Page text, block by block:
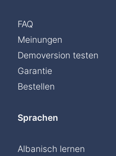
FAQ
Meinungen
Demoversion testen
Garantie
Bestellen
Sprachen
Albanisch lernen